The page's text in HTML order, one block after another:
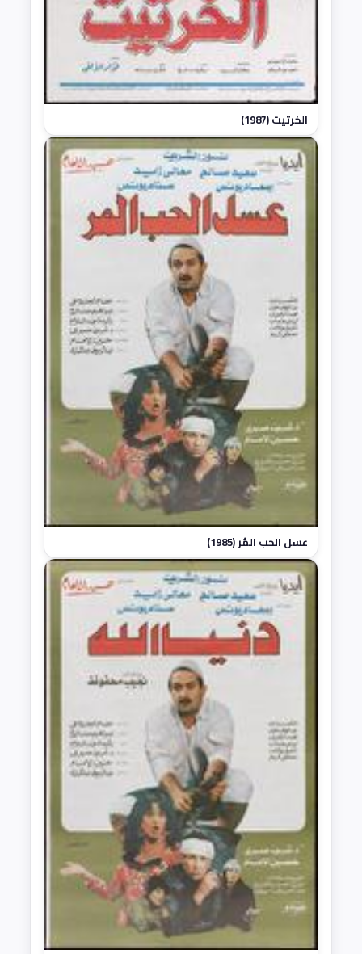
الخرتيت (1987)
عسل الحب المُر (1985)